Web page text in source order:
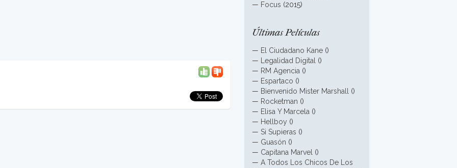
— Focus (2015)
Últimas Películas
— El Ciudadano Kane ()
—
Legalidad Digital
()
— RM Agencia ()
— Espartaco ()
— Bienvenido Mister Marshall
()
— Rocketman ()
— Elisa Y Marcela ()
— Hellboy ()
— Si Supieras ()
— Guasón ()
— Capitana Marvel ()
— A Todos Los Chicos De Los